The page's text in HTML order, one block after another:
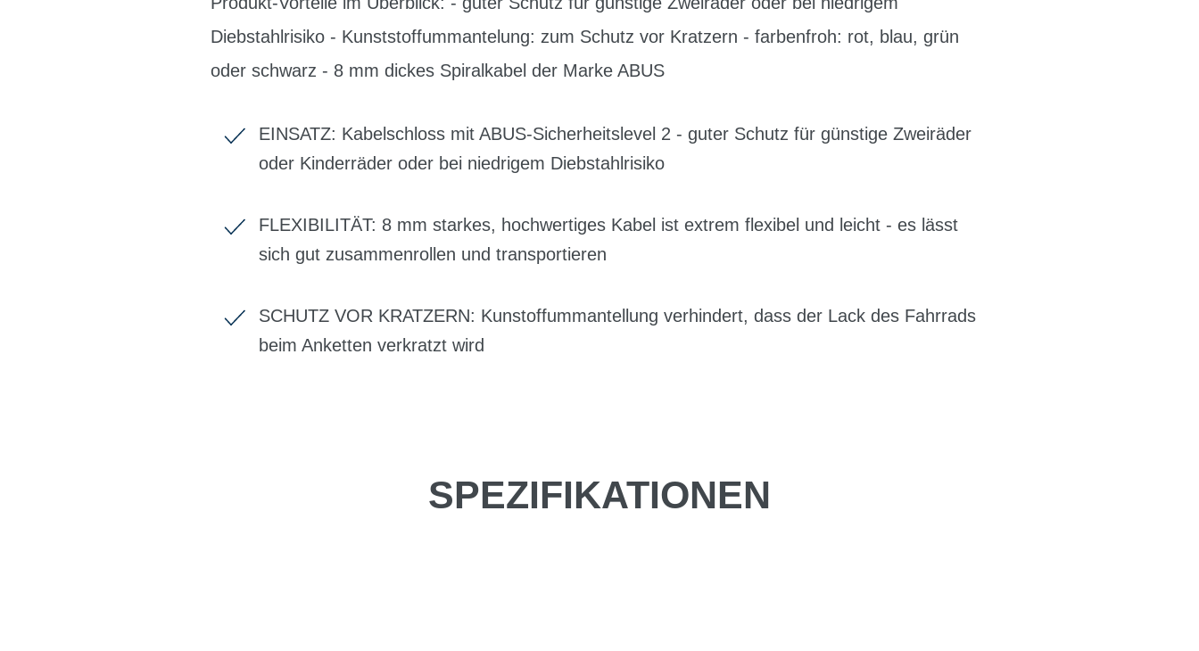
Diebstahlrisiko - Kunststoffummantelung: zum Schutz vor Kratzern - farbenfroh: rot, blau, grün
oder schwarz - 8 mm dickes Spiralkabel der Marke ABUS
EINSATZ: Kabelschloss mit ABUS-Sicherheitslevel 2 - guter Schutz für günstige Zweiräder
oder Kinderräder oder bei niedrigem Diebstahlrisiko
FLEXIBILITÄT: 8 mm starkes, hochwertiges Kabel ist extrem flexibel und leicht - es lässt
sich gut zusammenrollen und transportieren
SCHUTZ VOR KRATZERN: Kunstoffummantellung verhindert, dass der Lack des Fahrrads
beim Anketten verkratzt wird
SPEZIFIKATIONEN